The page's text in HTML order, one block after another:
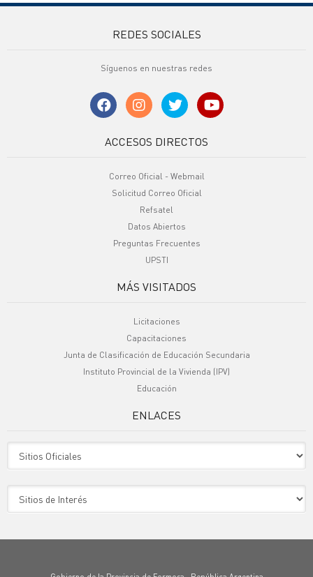
REDES SOCIALES
Síguenos en nuestras redes
ACCESOS DIRECTOS
Correo Oficial - Webmail
Solicitud Correo Oficial
Refsatel
Datos Abiertos
Preguntas Frecuentes
UPSTI
MÁS VISITADOS
Licitaciones
Capacitaciones
Junta de Clasificación de Educación Secundaria
Instituto Provincial de la Vivienda (IPV)
Educación
ENLACES